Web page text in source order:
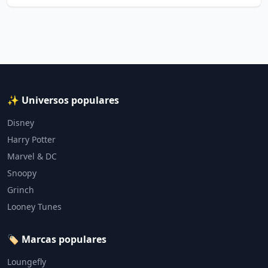
✨ Universos populares
Disney
Harry Potter
Marvel & DC
Snoopy
Grinch
Looney Tunes
🏷️ Marcas populares
Loungefly